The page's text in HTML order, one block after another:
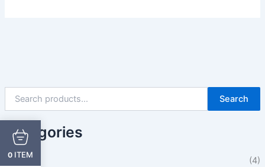
Search
Categories
Beilagen
(4)
0 ITEM